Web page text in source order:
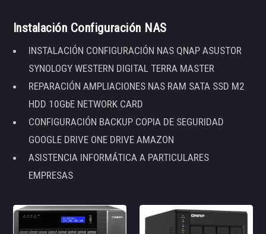
Instalación Configuración NAS
INSTALACIÓN CONFIGURACIÓN NAS QNAP ASUSTOR
SYNOLOGY WESTERN DIGITAL TERRA MASTER
REPARACIÓN AMPLIACIONES NAS RAM SATA SSD M2
HDD 10GbE NETWORK CARD
CONFIGURACIÓN BACKUP COPIA DE SEGURIDAD
GOOGLE DRIVE ONE DRIVE AMAZON
ASISTENCIA INFORMÁTICA A PARTICULARES
EMPRESAS